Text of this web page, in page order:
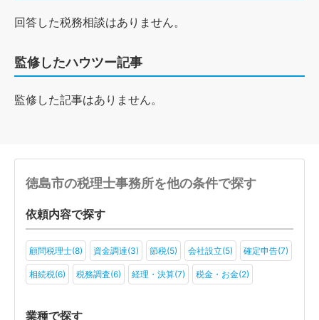
回答した税務相談はありません。
監修したハウツー記事
監修した記事はありません。
徳島市の税理士事務所を他の条件で探す
依頼内容で探す
顧問税理士(8) 資金調達(3) 節税(5) 会社設立(5) 確定申告(7)
相続税(6) 税務調査(6) 経理・決算(7) 税金・お金(2)
業種で探す